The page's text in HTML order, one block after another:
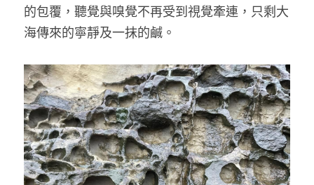
的包覆，聽覺與嗅覺不再受到視覺牽連，只剩大
海傳來的寧靜及一抹的鹹。